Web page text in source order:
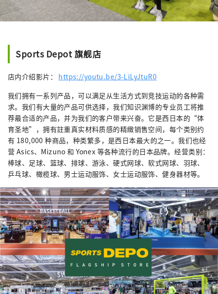
Sports Depot 旗舰店
店内介绍影片： https://youtu.be/3-LiLyJtuR0
我们拥有一系列产品，可以满足从生活方式到竞技运动的各种需
求。我们有大量的产品可供选择，我们知识渊博的专业员工将推
荐最合适的产品，并为我们的客户带来兴奋。它是西日本的“体
育圣地”，拥有註重真实材料质感的精緻销售空间，每个类别约
有 180,000 种商品，种类繁多，是西日本最大的之一。我们也经
营 Asics、Mizuno 和 Yonex 等各种流行的日本品牌。经营类别：
棒球、足球、篮球、排球、游泳、硬式网球、软式网球、羽球、
乒乓球、橄榄球、男士运动服饰、女士运动服饰、健身器材等。